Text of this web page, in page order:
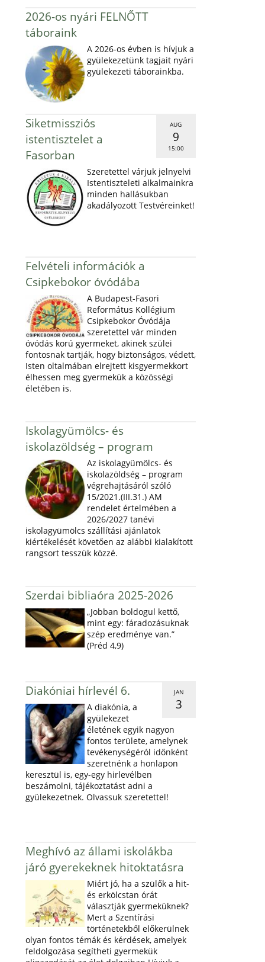
2026-os nyári FELNŐTT
táboraink
A 2026-os évben is hívjuk a
gyülekezetünk tagjait nyári
gyülekezeti táborainkba.
AUG
9
15:00
Siketmissziós
istentisztelet a
Fasorban
Szeretettel várjuk jelnyelvi
Istentiszteleti alkalmainkra
minden hallásukban
akadályozott Testvéreinket!
Felvételi információk a
Csipkebokor óvódába
A Budapest-Fasori
Református Kollégium
Csipkebokor Óvódája
szeretettel vár minden
óvódás korú gyermeket, akinek szülei
fontosnak tartják, hogy biztonságos, védett,
Isten oltalmában elrejtett kisgyermekkort
élhessen meg gyermekük a közösségi
életében is.
Iskolagyümölcs- és
iskolazöldség – program
Az iskolagyümölcs- és
iskolazöldség – program
végrehajtásáról szóló
15/2021.(III.31.) AM
rendelet értelmében a
2026/2027 tanévi
iskolagyümölcs szállítási ajánlatok
kiértékelését követően az alábbi kialakított
rangsort tesszük közzé.
Szerdai bibliaóra 2025-2026
„Jobban boldogul kettő,
mint egy: fáradozásuknak
szép eredménye van.”
(Préd 4,9)
JAN
3
Diakóniai hírlevél 6.
A diakónia, a
gyülekezet
életének egyik nagyon
fontos területe, amelynek
tevékenységéról időnként
szeretnénk a honlapon
keresztül is, egy-egy hirlevélben
beszámolni, tájékoztatást adni a
gyülekezetnek. Olvassuk szeretettel!
Meghívó az állami iskolákba
járó gyerekeknek hitoktatásra
Miért jó, ha a szülők a hit-
és erkölcstan órát
választják gyermeküknek?
Mert a Szentírási
történetekből előkerülnek
olyan fontos témák és kérdések, amelyek
feldolgozása segítheti gyermekük